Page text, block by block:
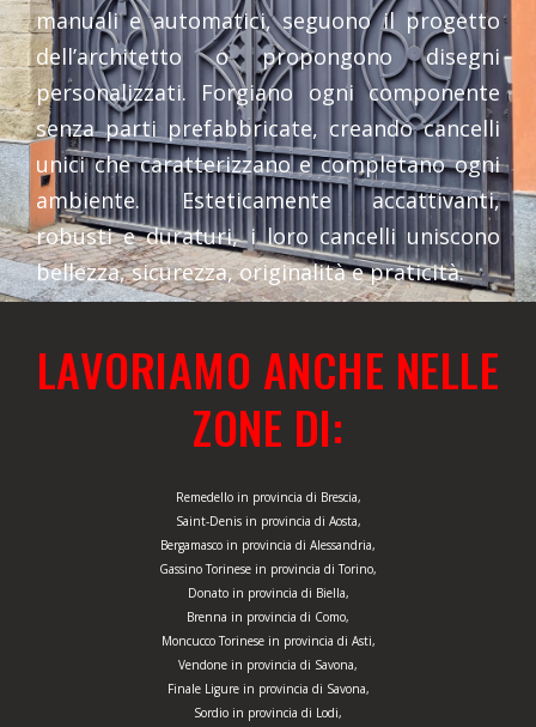
manuali e automatici, seguono il progetto
dell’architetto o propongono disegni
personalizzati. Forgiano ogni componente
senza parti prefabbricate, creando cancelli
unici che caratterizzano e completano ogni
ambiente. Esteticamente accattivanti,
robusti e duraturi, i loro cancelli uniscono
bellezza, sicurezza, originalità e praticità.
LAVORIAMO ANCHE NELLE
ZONE DI:
Remedello in provincia di Brescia,
Saint-Denis in provincia di Aosta,
Bergamasco in provincia di Alessandria,
Gassino Torinese in provincia di Torino,
Donato in provincia di Biella,
Brenna in provincia di Como,
Moncucco Torinese in provincia di Asti,
Vendone in provincia di Savona,
Finale Ligure in provincia di Savona,
Sordio in provincia di Lodi,